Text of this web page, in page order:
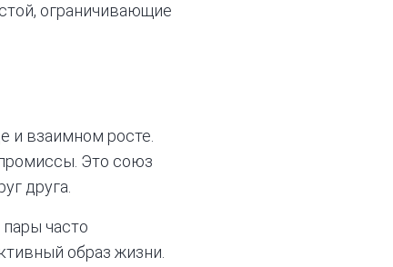
ограничивающие
и взаимном росте.
Это союз
друга.
часто
образ жизни.